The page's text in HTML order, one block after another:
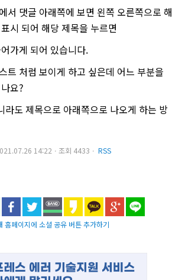
서 댓글 아래쪽에 보면 왼쪽 오른쪽으로 해
시 되어 해당 제목을 누르면
가게 되어 있습니다.
트 처럼 보이게 하고 싶은데 어느 부분을
요?
라도 제목으로 아래쪽으로 나오게 하는 방
14:22ㆍ조회 4433ㆍ RSS
홈페이지에 소셜 공유 버튼 추가하기